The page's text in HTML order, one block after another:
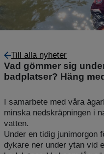
Till alla nyheter
Vad gömmer sig
badplatser? Häng
I samarbete med våra
minska nedskräpningen i
vatten.
Under en tidig junimorgon
dykare ner under ytan vid